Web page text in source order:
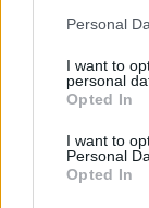
Personal
I want to
personal
Opted In
I want to
Personal
Opted In
a hosszú
a